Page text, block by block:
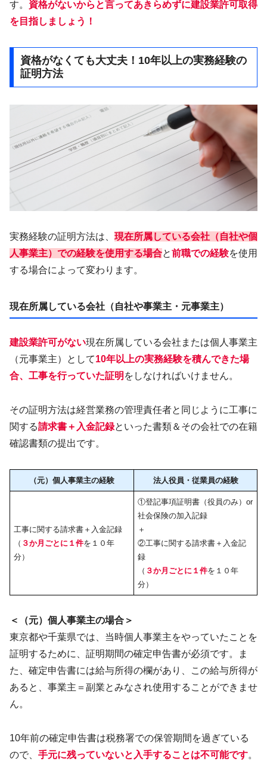
す。 資格がないからと言ってあきらめずに建設業許可取得
を目指しましょう！
資格がなくても大丈夫！10年以上の実務経験の
証明方法
実務経験の証明方法は、 現在所属している会社（自社や個
人事業主）での経験を使用する場合と前職での経験を使用
する場合によって変わります。
現在所属している会社（自社や事業主・元事業主）
建設業許可がない現在所属している会社または個人事業主
（元事業主）として10年以上の実務経験を積んできた場
合、工事を行っていた証明 をしなければいけません。
その証明方法は経営業務の管理責任者と同じように工事に
関する請求書＋入金記録といった書類＆その会社での在籍
確認書類の提出です。
（元）個人事業主の経験 法人役員・従業員の経験
工事に関する請求書＋入金記録
（ ３か月ごとに１件を１０年
分）
①登記事項証明書（役員のみ）or
社会保険の加入記録
＋
②工事に関する請求書＋入金記
録
（ ３か月ごとに１件を１０年
分）
＜（元）個人事業主の場合＞
東京都や千葉県では、当時個人事業主をやっていたことを
証明するために、証明期間の確定申告書が必須です。ま
た、確定申告書には給与所得の欄があり、この給与所得が
あると、事業主＝副業とみなされ使用することができませ
ん。
10年前の確定申告書は税務署での保管期間を過ぎている
ので、 手元に残っていないと入手することは不可能です。